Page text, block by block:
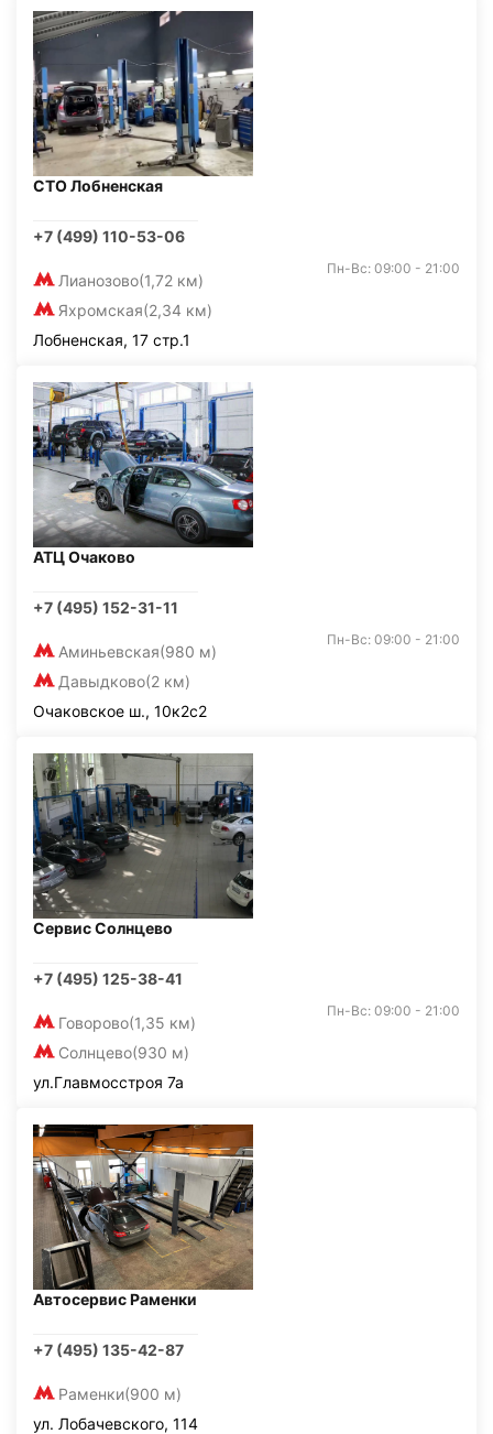
СТО Лобненская
+7 (499) 110-53-06
Лианозово(1,72 км)
Яхромская(2,34 км)
Пн-Вс: 09:00 - 21:00
Лобненская, 17 стр.1
АТЦ Очаково
+7 (495) 152-31-11
Аминьевская(980 м)
Давыдково(2 км)
Пн-Вс: 09:00 - 21:00
Очаковское ш., 10к2с2
Сервис Солнцево
+7 (495) 125-38-41
Говорово(1,35 км)
Солнцево(930 м)
Пн-Вс: 09:00 - 21:00
ул.Главмосстроя 7а
Автосервис Раменки
+7 (495) 135-42-87
Раменки(900 м)
ул. Лобачевского, 114